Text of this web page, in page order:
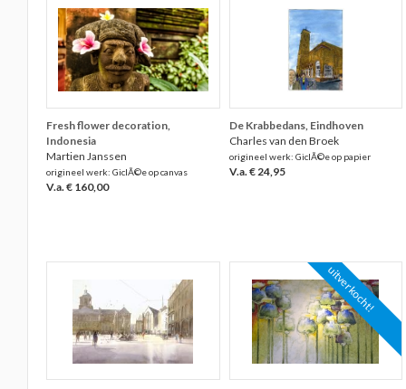
Fresh flower decoration,
Indonesia
Martien Janssen
origineel werk: GiclÃ©e op canvas
V.a. € 160,00
De Krabbedans, Eindhoven
Charles van den Broek
origineel werk: GiclÃ©e op papier
V.a. € 24,95
uitverkocht!